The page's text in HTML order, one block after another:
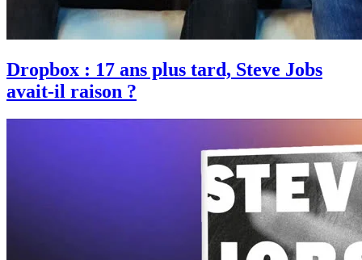
Dropbox : 17 ans plus tard, Steve Jobs
avait-il raison ?